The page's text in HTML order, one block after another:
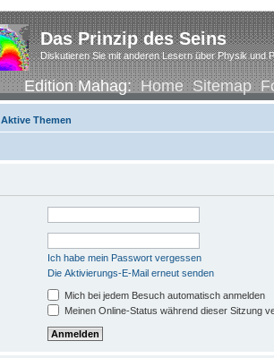
Das Prinzip des Seins
Diskutieren Sie mit anderen Lesern über Physik und
Edition Mahag:Home Sitemap
Aktive Themen
Ich habe mein Passwort vergessen
Die Aktivierungs-E-Mail erneut senden
Mich bei jedem Besuch automatisch anmelden
Meinen Online-Status während dieser Sitzung